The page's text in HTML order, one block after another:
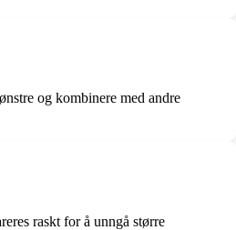
og kombinere med andre
raskt for å unngå større